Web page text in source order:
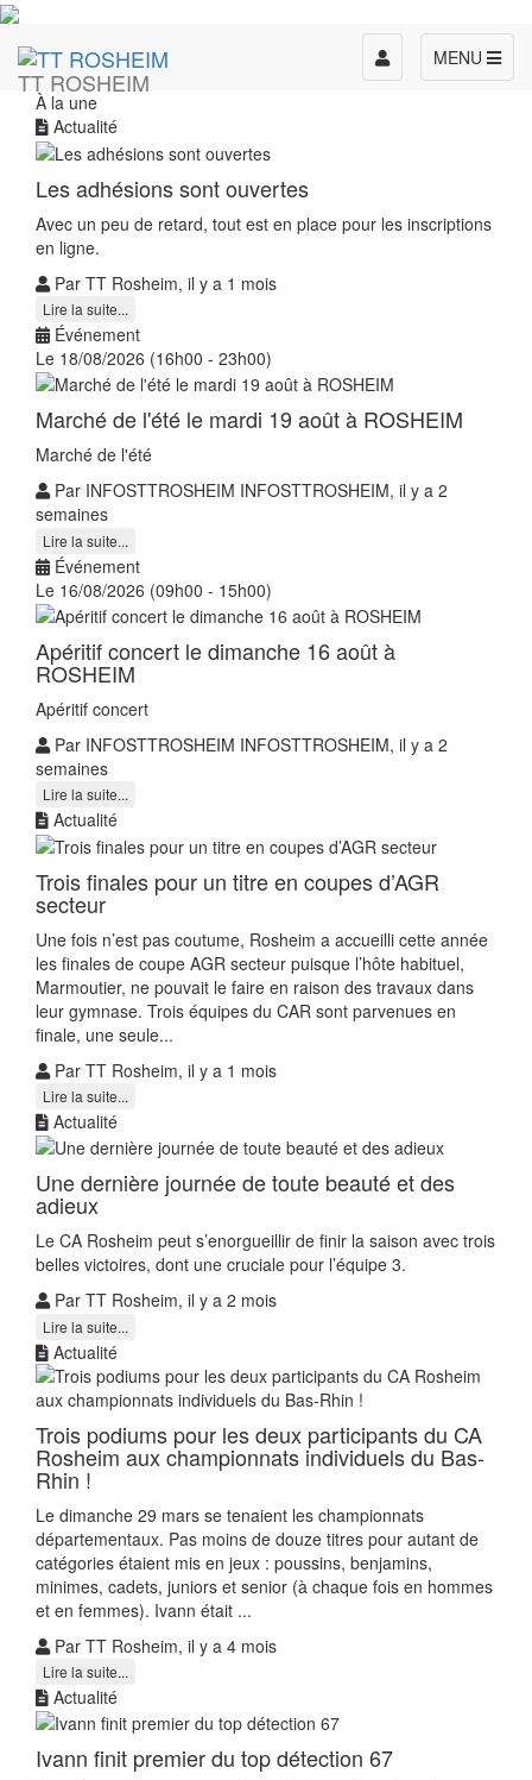
TT ROSHEIM
MENU
Toggle
navigation
À la une
Actualité
Les adhésions sont ouvertes
Avec un peu de retard, tout est en place pour les inscriptions
en ligne.
Par TT Rosheim, il y a 1 mois
Lire la suite...
Événement
Le 18/08/2026 (16h00 - 23h00)
Marché de l'été le mardi 19 août à ROSHEIM
Marché de l'été
Par INFOSTTROSHEIM INFOSTTROSHEIM, il y a 2
semaines
Lire la suite...
Événement
Le 16/08/2026 (09h00 - 15h00)
Apéritif concert le dimanche 16 août à
ROSHEIM
Apéritif concert
Par INFOSTTROSHEIM INFOSTTROSHEIM, il y a 2
semaines
Lire la suite...
Actualité
Trois finales pour un titre en coupes d’AGR
secteur
Une fois n’est pas coutume, Rosheim a accueilli cette année
les finales de coupe AGR secteur puisque l’hôte habituel,
Marmoutier, ne pouvait le faire en raison des travaux dans
leur gymnase. Trois équipes du CAR sont parvenues en
finale, une seule...
Par TT Rosheim, il y a 1 mois
Lire la suite...
Actualité
Une dernière journée de toute beauté et des
adieux
Le CA Rosheim peut s’enorgueillir de finir la saison avec trois
belles victoires, dont une cruciale pour l’équipe 3.
Par TT Rosheim, il y a 2 mois
Lire la suite...
Actualité
Trois podiums pour les deux participants du CA
Rosheim aux championnats individuels du Bas-
Rhin !
Le dimanche 29 mars se tenaient les championnats
départementaux. Pas moins de douze titres pour autant de
catégories étaient mis en jeux : poussins, benjamins,
minimes, cadets, juniors et senior (à chaque fois en hommes
et en femmes). Ivann était ...
Par TT Rosheim, il y a 4 mois
Lire la suite...
Actualité
Ivann finit premier du top détection 67